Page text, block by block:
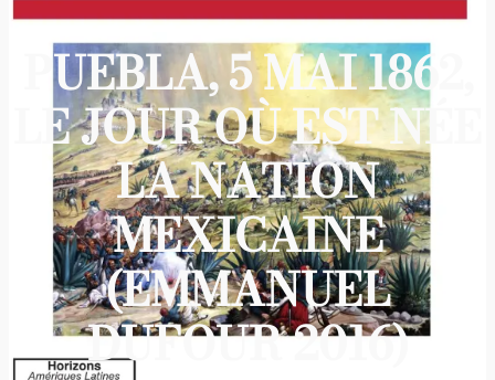
PUEBLA, 5 MAI 1862,
LE JOUR OÙ EST NÉE
LA NATION
MEXICAINE
(EMMANUEL
DUFOUR 2016)